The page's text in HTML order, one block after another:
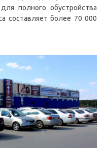
полного обустройства
составляет более 70 000